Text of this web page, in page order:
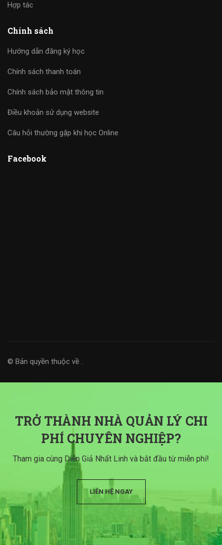
Hợp tác
Chính sách
Hướng dẫn đăng ký học
Chính sách thanh toán
Chính sách bảo mật thông tin
Điều khoản sử dụng website
Câu hỏi thường gặp khi học Online
Facebook
© Bản quyền thuộc về .
TRỞ THÀNH NHÀ QUẢN LÝ CHI
PHÍ CHUYÊN NGHIỆP?
Tham gia cùng Diễn Giả Nhất Linh và bắt đầu từ miễn phí!
LIÊN HỆ NGAY